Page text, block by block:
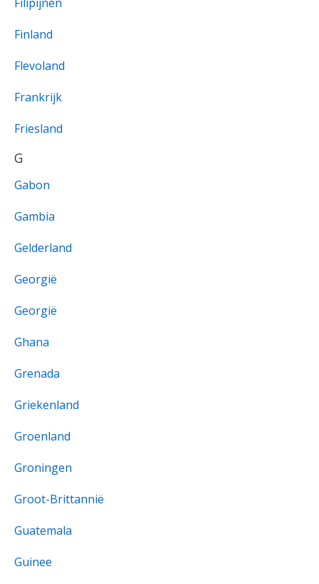
Finland
Flevoland
Frankrijk
Friesland
G
Gabon
Gambia
Gelderland
Georgië
Georgië
Ghana
Grenada
Griekenland
Groenland
Groningen
Groot-Brittannië
Guatemala
Guinee